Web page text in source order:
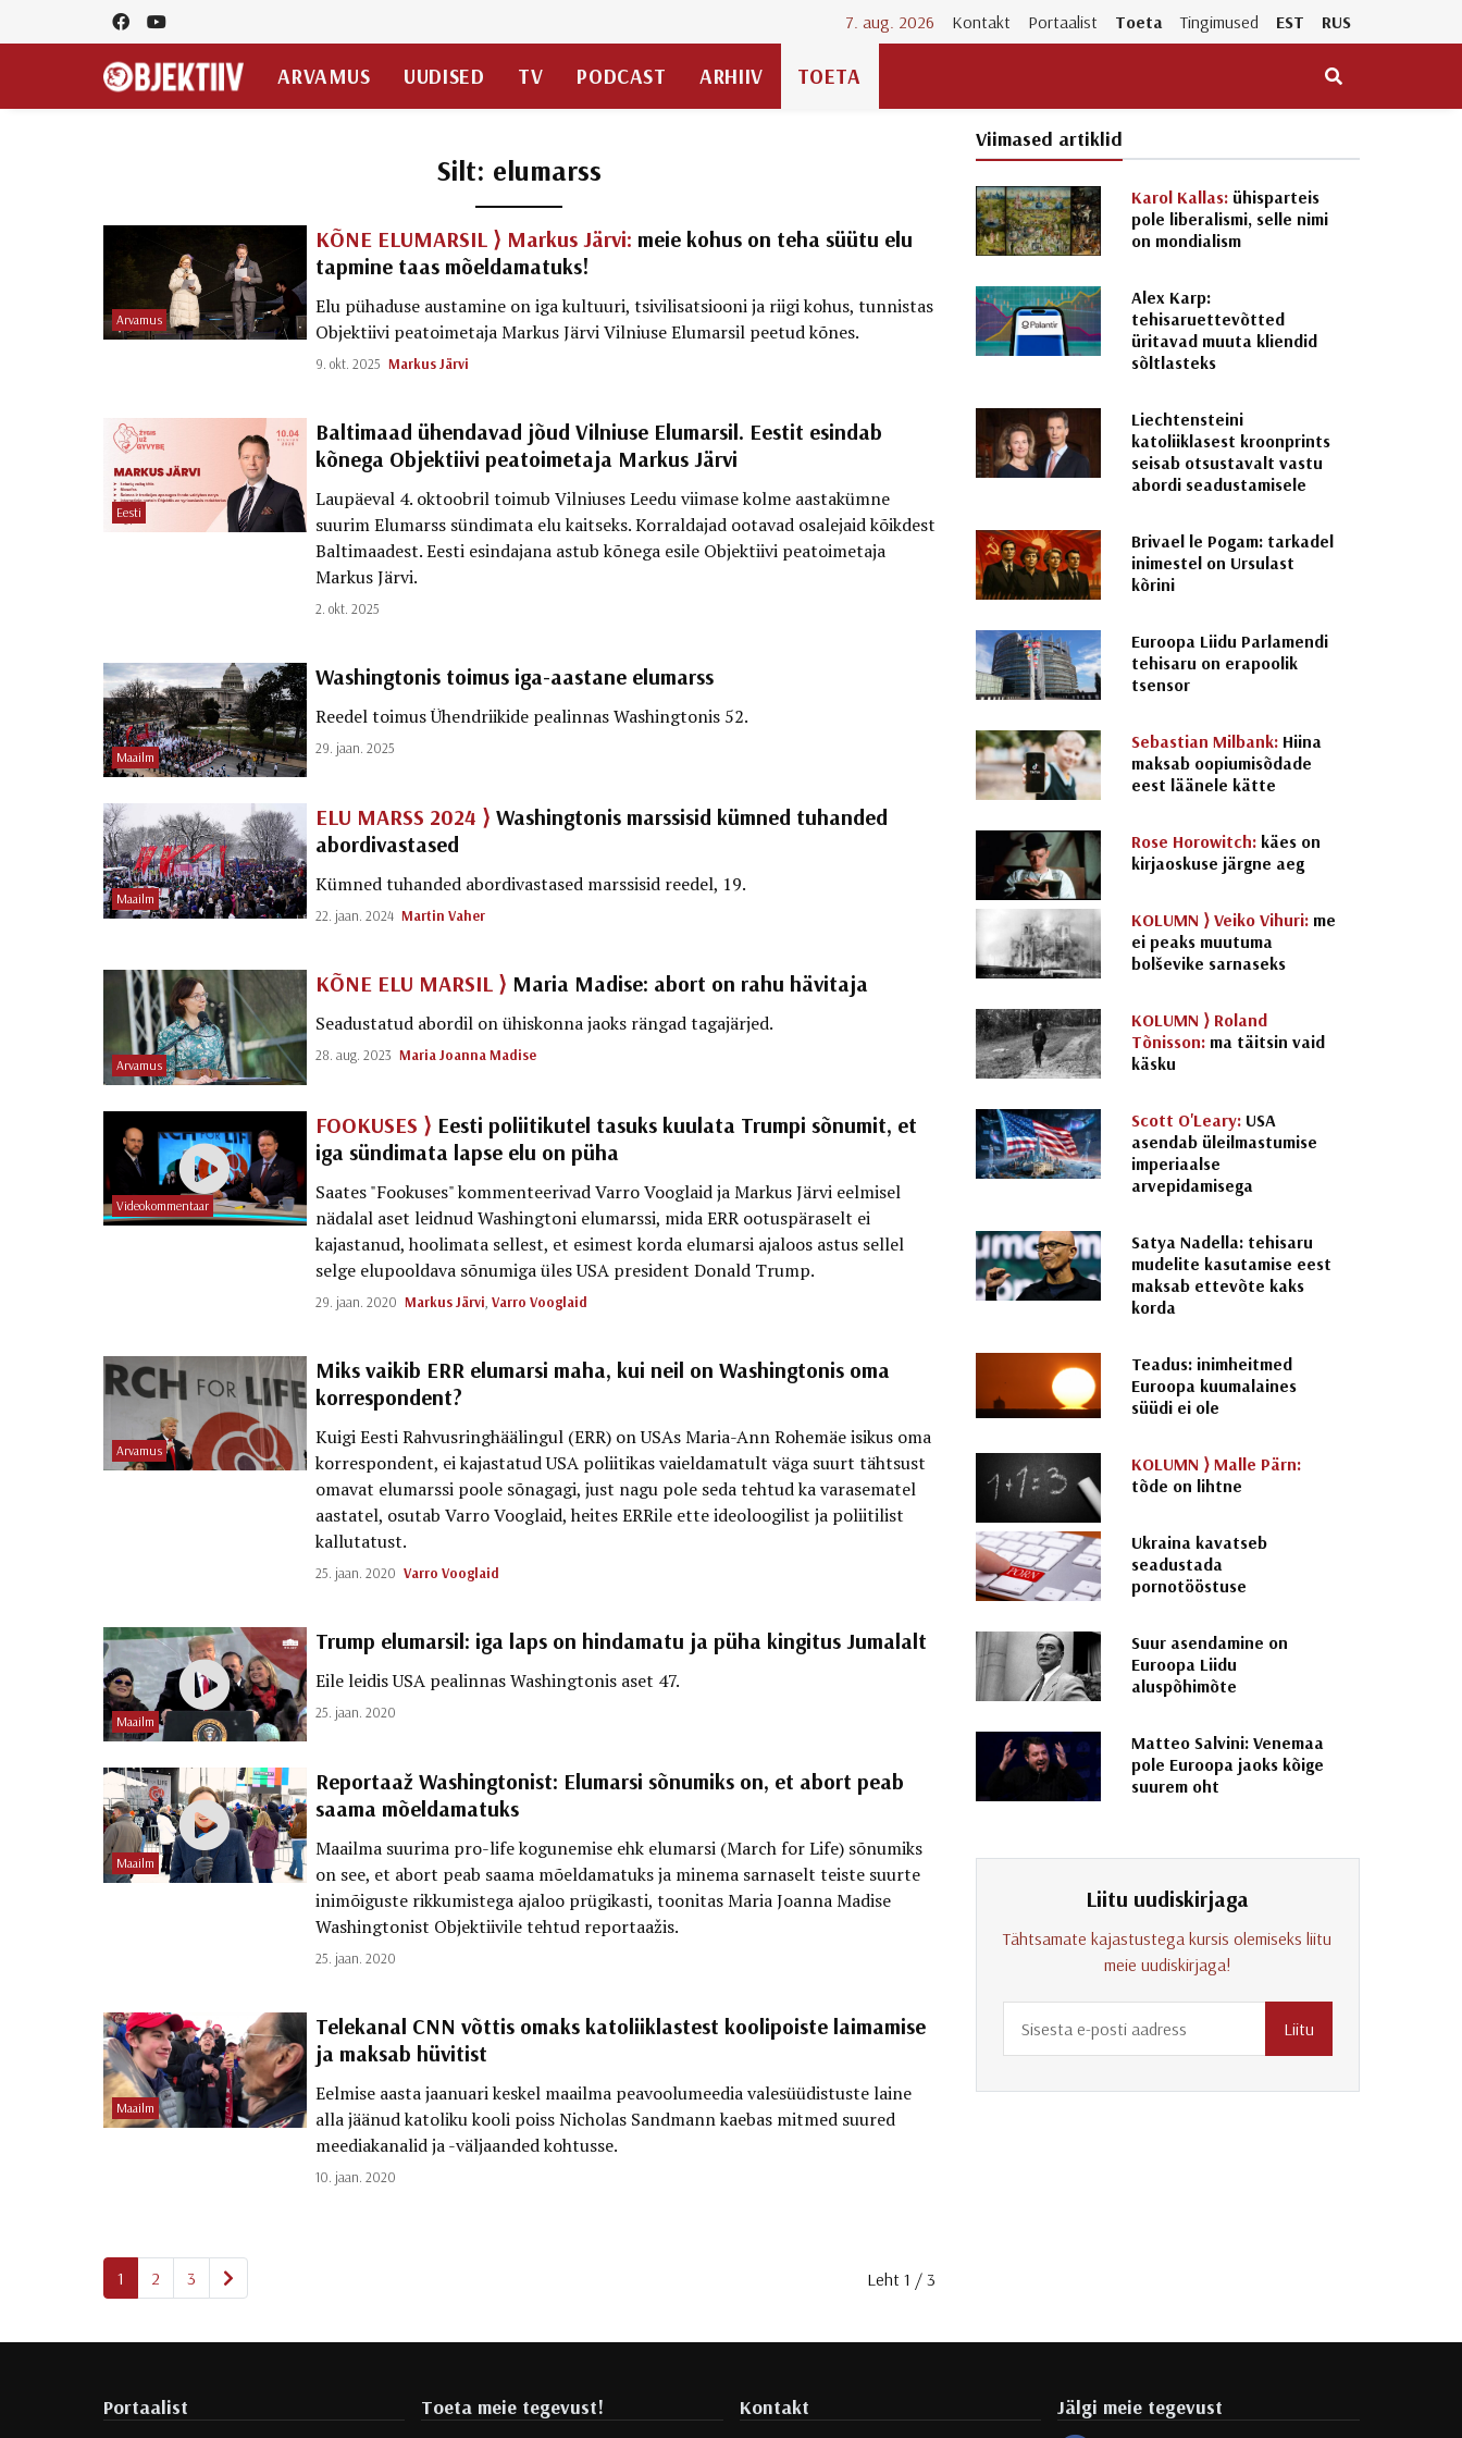
7. aug. 2026 Kontakt Portaalist Toeta Tingimused EST RUS
ARVAMUS UUDISED TV PODCAST ARHIIV TOETA
Silt: elumarss
Arvamus
KÕNE ELUMARSIL ⟩ Markus Järvi: meie kohus on teha süütu elu
tapmine taas mõeldamatuks!
Elu pühaduse austamine on iga kultuuri, tsivilisatsiooni ja riigi kohus, tunnistas
Objektiivi peatoimetaja Markus Järvi Vilniuse Elumarsil peetud kõnes.
9. okt. 2025 Markus Järvi
Eesti
Baltimaad ühendavad jõud Vilniuse Elumarsil. Eestit esindab
kõnega Objektiivi peatoimetaja Markus Järvi
Laupäeval 4. oktoobril toimub Vilniuses Leedu viimase kolme aastakümne
suurim Elumarss sündimata elu kaitseks. Korraldajad ootavad osalejaid kõikdest
Baltimaadest. Eesti esindajana astub kõnega esile Objektiivi peatoimetaja
Markus Järvi.
2. okt. 2025
Maailm
Washingtonis toimus iga-aastane elumarss
Reedel toimus Ühendriikide pealinnas Washingtonis 52.
29. jaan. 2025
Maailm
ELU MARSS 2024 ⟩ Washingtonis marssisid kümned tuhanded
abordivastased
Kümned tuhanded abordivastased marssisid reedel, 19.
22. jaan. 2024 Martin Vaher
Arvamus
KÕNE ELU MARSIL ⟩ Maria Madise: abort on rahu hävitaja
Seadustatud abordil on ühiskonna jaoks rängad tagajärjed.
28. aug. 2023 Maria Joanna Madise
Videokommentaar
FOOKUSES ⟩ Eesti poliitikutel tasuks kuulata Trumpi sõnumit, et
iga sündimata lapse elu on püha
Saates "Fookuses" kommenteerivad Varro Vooglaid ja Markus Järvi eelmisel
nädalal aset leidnud Washingtoni elumarssi, mida ERR ootuspäraselt ei
kajastanud, hoolimata sellest, et esimest korda elumarsi ajaloos astus sellel
selge elupooldava sõnumiga üles USA president Donald Trump.
29. jaan. 2020 Markus Järvi Varro Vooglaid
Arvamus
Miks vaikib ERR elumarsi maha, kui neil on Washingtonis oma
korrespondent?
Kuigi Eesti Rahvusringhäälingul (ERR) on USAs Maria-Ann Rohemäe isikus oma
korrespondent, ei kajastatud USA poliitikas vaieldamatult väga suurt tähtsust
omavat elumarssi poole sõnagagi, just nagu pole seda tehtud ka varasematel
aastatel, osutab Varro Vooglaid, heites ERRile ette ideoloogilist ja poliitilist
kallutatust.
25. jaan. 2020 Varro Vooglaid
Maailm
Trump elumarsil: iga laps on hindamatu ja püha kingitus Jumalalt
Eile leidis USA pealinnas Washingtonis aset 47.
25. jaan. 2020
Maailm
Reportaaž Washingtonist: Elumarsi sõnumiks on, et abort peab
saama mõeldamatuks
Maailma suurima pro-life kogunemise ehk elumarsi (March for Life) sõnumiks
on see, et abort peab saama mõeldamatuks ja minema sarnaselt teiste suurte
inimõiguste rikkumistega ajaloo prügikasti, toonitas Maria Joanna Madise
Washingtonist Objektiivile tehtud reportaažis.
25. jaan. 2020
Maailm
Telekanal CNN võttis omaks katoliiklastest koolipoiste laimamise
ja maksab hüvitist
Eelmise aasta jaanuari keskel maailma peavoolumeedia valesüüdistuste laine
alla jäänud katoliku kooli poiss Nicholas Sandmann kaebas mitmed suured
meediakanalid ja -väljaanded kohtusse.
10. jaan. 2020
1 2 3 Järgmine Leht 1 / 3
Viimased artiklid
Karol Kallas: ühisparteis
pole liberalismi, selle nimi
on mondialism
Alex Karp:
tehisaruettevõtted
üritavad muuta kliendid
sõltlasteks
Liechtensteini
katoliiklasest kroonprints
seisab otsustavalt vastu
abordi seadustamisele
Brivael le Pogam: tarkadel
inimestel on Ursulast
kõrini
Euroopa Liidu Parlamendi
tehisaru on erapoolik
tsensor
Sebastian Milbank: Hiina
maksab oopiumisõdade
eest läänele kätte
Rose Horowitch: käes on
kirjaoskuse järgne aeg
KOLUMN ⟩ Veiko Vihuri: me
ei peaks muutuma
bolševike sarnaseks
KOLUMN ⟩ Roland
Tõnisson: ma täitsin vaid
käsku
Scott O'Leary: USA
asendab üleilmastumise
imperiaalse
arvepidamisega
Satya Nadella: tehisaru
mudelite kasutamise eest
maksab ettevõte kaks
korda
Teadus: inimheitmed
Euroopa kuumalaines
süüdi ei ole
KOLUMN ⟩ Malle Pärn:
tõde on lihtne
Ukraina kavatseb
seadustada
pornotööstuse
Suur asendamine on
Euroopa Liidu
aluspõhimõte
Matteo Salvini: Venemaa
pole Euroopa jaoks kõige
suurem oht
Liitu uudiskirjaga
Tähtsamate kajastustega kursis olemiseks liitu
meie uudiskirjaga!
Liitu
Portaalist Toeta meie tegevust! Kontakt Jälgi meie tegevust